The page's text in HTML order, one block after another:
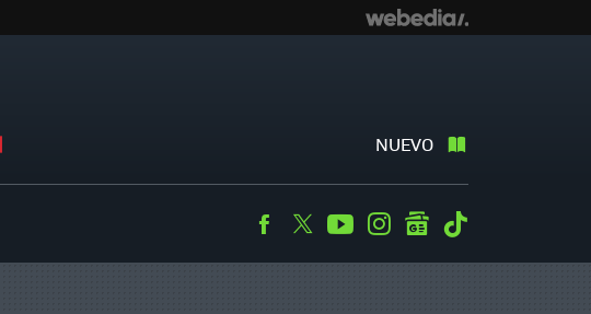
NUEVO
Facebook
TwitterYoutubeInstagramgooglenews